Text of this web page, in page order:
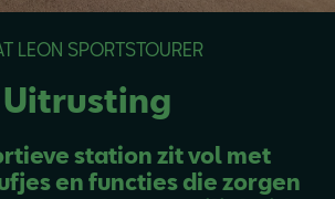
LEON SPORTSTOURER
Uitrusting
station zit vol met
en functies die zorgen